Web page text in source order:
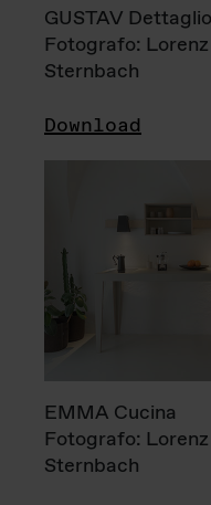
GUSTAV Dettaglio
Fotografo: Lorenz
Sternbach
Download
EMMA Cucina
Fotografo: Lorenz
Sternbach